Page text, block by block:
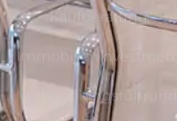
Kaufberatung
Immobilieninvestment
Verhandlungsführung